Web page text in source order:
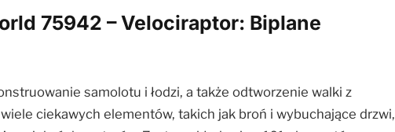
75942 – Velociraptor: Biplane
samolotu i łodzi, a także odtworzenie walki z
ciekawych elementów, takich jak broń i wybuchające drzwi,